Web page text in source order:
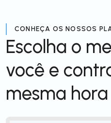
CONHEÇA OS NOSSOS
Escolha o
você e
mesma hora